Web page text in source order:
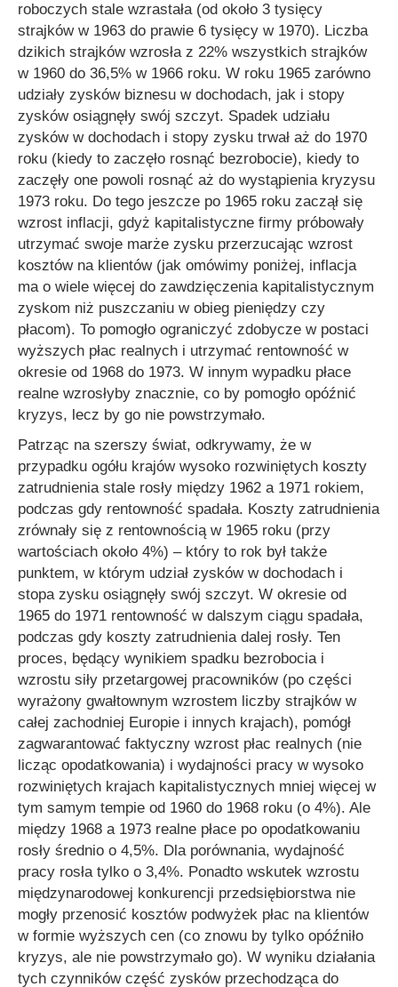
roboczych stale wzrastała (od około 3 tysięcy
strajków w 1963 do prawie 6 tysięcy w 1970). Liczba
dzikich strajków wzrosła z 22% wszystkich strajków
w 1960 do 36,5% w 1966 roku. W roku 1965 zarówno
udziały zysków biznesu w dochodach, jak i stopy
zysków osiągnęły swój szczyt. Spadek udziału
zysków w dochodach i stopy zysku trwał aż do 1970
roku (kiedy to zaczęło rosnąć bezrobocie), kiedy to
zaczęły one powoli rosnąć aż do wystąpienia kryzysu
1973 roku. Do tego jeszcze po 1965 roku zaczął się
wzrost inflacji, gdyż kapitalistyczne firmy próbowały
utrzymać swoje marże zysku przerzucając wzrost
kosztów na klientów (jak omówimy poniżej, inflacja
ma o wiele więcej do zawdzięczenia kapitalistycznym
zyskom niż puszczaniu w obieg pieniędzy czy
płacom). To pomogło ograniczyć zdobycze w postaci
wyższych płac realnych i utrzymać rentowność w
okresie od 1968 do 1973. W innym wypadku płace
realne wzrosłyby znacznie, co by pomogło opóźnić
kryzys, lecz by go nie powstrzymało.
Patrząc na szerszy świat, odkrywamy, że w
przypadku ogółu krajów wysoko rozwiniętych koszty
zatrudnienia stale rosły między 1962 a 1971 rokiem,
podczas gdy rentowność spadała. Koszty zatrudnienia
zrównały się z rentownością w 1965 roku (przy
wartościach około 4%) – który to rok był także
punktem, w którym udział zysków w dochodach i
stopa zysku osiągnęły swój szczyt. W okresie od
1965 do 1971 rentowność w dalszym ciągu spadała,
podczas gdy koszty zatrudnienia dalej rosły. Ten
proces, będący wynikiem spadku bezrobocia i
wzrostu siły przetargowej pracowników (po części
wyrażony gwałtownym wzrostem liczby strajków w
całej zachodniej Europie i innych krajach), pomógł
zagwarantować faktyczny wzrost płac realnych (nie
licząc opodatkowania) i wydajności pracy w wysoko
rozwiniętych krajach kapitalistycznych mniej więcej w
tym samym tempie od 1960 do 1968 roku (o 4%). Ale
między 1968 a 1973 realne płace po opodatkowaniu
rosły średnio o 4,5%. Dla porównania, wydajność
pracy rosła tylko o 3,4%. Ponadto wskutek wzrostu
międzynarodowej konkurencji przedsiębiorstwa nie
mogły przenosić kosztów podwyżek płac na klientów
w formie wyższych cen (co znowu by tylko opóźniło
kryzys, ale nie powstrzymało go). W wyniku działania
tych czynników część zysków przechodząca do